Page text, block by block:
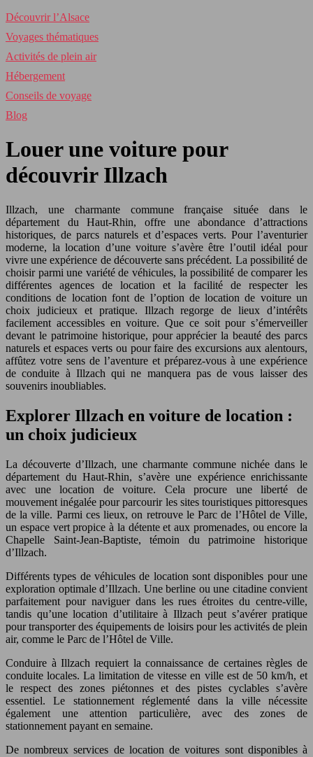
Découvrir l’Alsace
Voyages thématiques
Activités de plein air
Hébergement
Conseils de voyage
Blog
Louer une voiture pour
découvrir Illzach
Illzach, une charmante commune française située dans le
département du Haut-Rhin, offre une abondance d’attractions
historiques, de parcs naturels et d’espaces verts. Pour l’aventurier
moderne, la location d’une voiture s’avère être l’outil idéal pour
vivre une expérience de découverte sans précédent. La possibilité de
choisir parmi une variété de véhicules, la possibilité de comparer les
différentes agences de location et la facilité de respecter les
conditions de location font de l’option de location de voiture un
choix judicieux et pratique. Illzach regorge de lieux d’intérêts
facilement accessibles en voiture. Que ce soit pour s’émerveiller
devant le patrimoine historique, pour apprécier la beauté des parcs
naturels et espaces verts ou pour faire des excursions aux alentours,
affûtez votre sens de l’aventure et préparez-vous à une expérience
de conduite à Illzach qui ne manquera pas de vous laisser des
souvenirs inoubliables.
Explorer Illzach en voiture de location :
un choix judicieux
La découverte d’Illzach, une charmante commune nichée dans le
département du Haut-Rhin, s’avère une expérience enrichissante
avec une location de voiture. Cela procure une liberté de
mouvement inégalée pour parcourir les sites touristiques pittoresques
de la ville. Parmi ces lieux, on retrouve le Parc de l’Hôtel de Ville,
un espace vert propice à la détente et aux promenades, ou encore la
Chapelle Saint-Jean-Baptiste, témoin du patrimoine historique
d’Illzach.
Différents types de véhicules de location sont disponibles pour une
exploration optimale d’Illzach. Une berline ou une citadine convient
parfaitement pour naviguer dans les rues étroites du centre-ville,
tandis qu’une location d’utilitaire à Illzach peut s’avérer pratique
pour transporter des équipements de loisirs pour les activités de plein
air, comme le Parc de l’Hôtel de Ville.
Conduire à Illzach requiert la connaissance de certaines règles de
conduite locales. La limitation de vitesse en ville est de 50 km/h, et
le respect des zones piétonnes et des pistes cyclables s’avère
essentiel. Le stationnement réglementé dans la ville nécessite
également une attention particulière, avec des zones de
stationnement payant en semaine.
De nombreux services de location de voitures sont disponibles à